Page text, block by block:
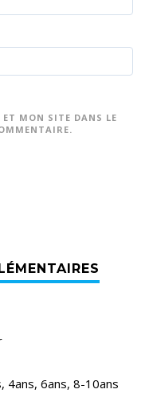
MON SITE DANS LE
4ans, 6ans, 8-10ans